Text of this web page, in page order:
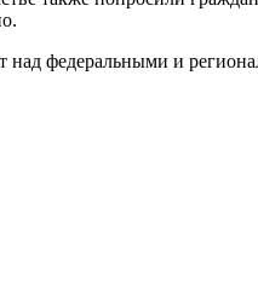
федеральными и